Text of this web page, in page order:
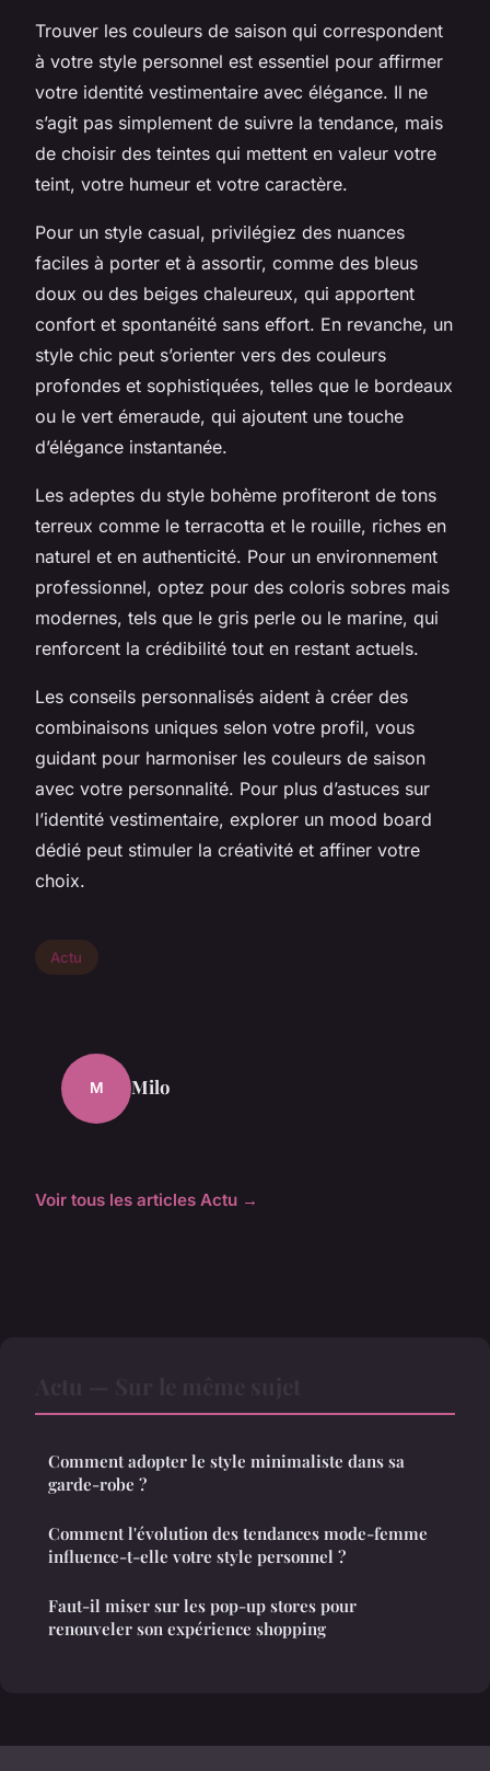
Trouver les couleurs de saison qui correspondent
à votre style personnel est essentiel pour affirmer
votre identité vestimentaire avec élégance. Il ne
s’agit pas simplement de suivre la tendance, mais
de choisir des teintes qui mettent en valeur votre
teint, votre humeur et votre caractère.
Pour un style casual, privilégiez des nuances
faciles à porter et à assortir, comme des bleus
doux ou des beiges chaleureux, qui apportent
confort et spontanéité sans effort. En revanche, un
style chic peut s’orienter vers des couleurs
profondes et sophistiquées, telles que le bordeaux
ou le vert émeraude, qui ajoutent une touche
d’élégance instantanée.
Les adeptes du style bohème profiteront de tons
terreux comme le terracotta et le rouille, riches en
naturel et en authenticité. Pour un environnement
professionnel, optez pour des coloris sobres mais
modernes, tels que le gris perle ou le marine, qui
renforcent la crédibilité tout en restant actuels.
Les conseils personnalisés aident à créer des
combinaisons uniques selon votre profil, vous
guidant pour harmoniser les couleurs de saison
avec votre personnalité. Pour plus d’astuces sur
l’identité vestimentaire, explorer un mood board
dédié peut stimuler la créativité et affiner votre
choix.
Actu
M Milo
Voir tous les articles Actu →
Comment adopter le style minimaliste dans sa
garde-robe ?
Comment l'évolution des tendances mode-femme
influence-t-elle votre style personnel ?
Faut-il miser sur les pop-up stores pour
renouveler son expérience shopping